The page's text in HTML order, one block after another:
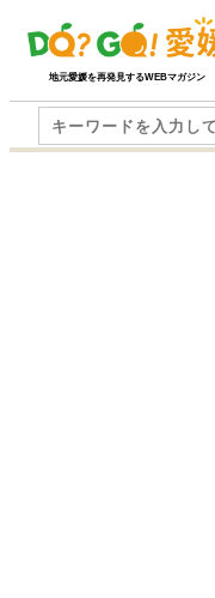
地元愛媛を再発見するWEBマガジン